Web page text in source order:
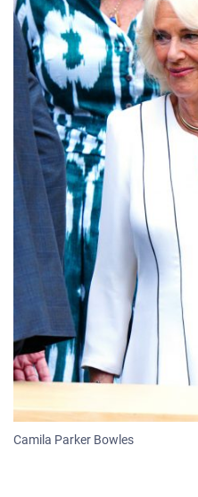
Camila Parker Bowles